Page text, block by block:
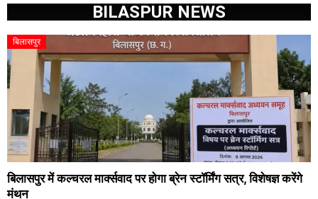
BILASPUR NEWS
बिलासपुर
बिलासपुर में कल्चरल मार्क्सवाद पर होगा ब्रेन स्टॉर्मिंग सत्र, विशेषज्ञ करेंगे
मंथन